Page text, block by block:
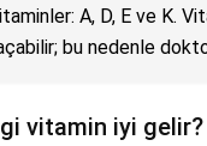
A, D, E ve K.
bu nedenle
vitamin iyi gelir?